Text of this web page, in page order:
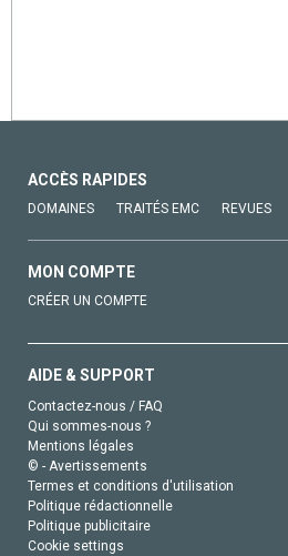
ACCÈS RAPIDES
DOMAINES TRAITÉS EMC REVUES
MON COMPTE
CRÉER UN COMPTE
AIDE & SUPPORT
Contactez-nous / FAQ
Qui sommes-nous ?
Mentions légales
© - Avertissements
Termes et conditions d'utilisation
Politique rédactionnelle
Politique publicitaire
Cookie settings